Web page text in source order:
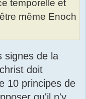
temporelle et
même Enoch
signes de la
doit
10 principes de